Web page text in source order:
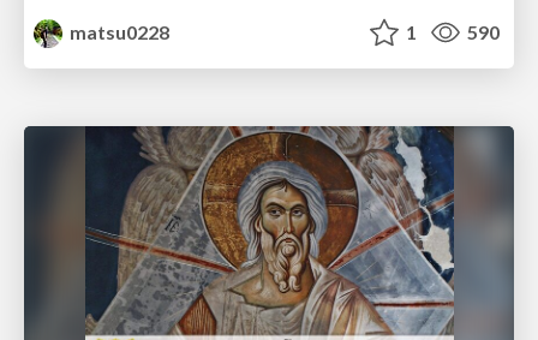
matsu0228
1 590